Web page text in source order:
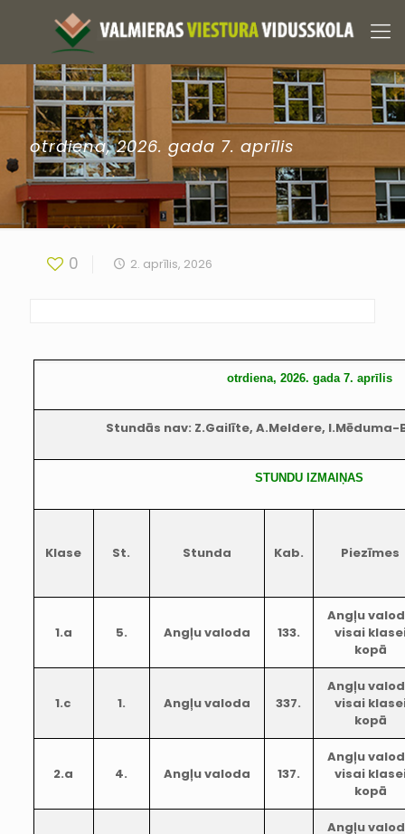
otrdiena, 2026. gada 7. aprīlis
0 2. aprīlis, 2026
otrdiena, 2026. gada 7. aprīlis
Stundās nav: Z.Gailīte, A.Meldere, I.Mēduma-
STUNDU IZMAIŅAS
Klase St. Stunda Kab. Piezīmes
1.a 5. Angļu valoda 133.
Angļu
visai
kopā
1.c 1. Angļu valoda 337.
Angļu
visai
kopā
2.a 4. Angļu valoda 137.
Angļu
visai
kopā
Angļu